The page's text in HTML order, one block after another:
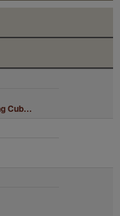
Irca karamel cubes - til pynt og/eller indbagning Cubes/tern dim: 6x6x6mm. 1 kg